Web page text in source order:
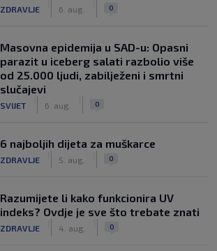
ZDRAVLJE 6. aug. 0
Masovna epidemija u SAD-u: Opasni
parazit u iceberg salati razbolio više
od 25.000 ljudi, zabilježeni i smrtni
slučajevi
SVIJET 6. aug. 0
6 najboljih dijeta za muškarce
ZDRAVLJE 5. aug. 0
Razumijete li kako funkcionira UV
indeks? Ovdje je sve što trebate znati
ZDRAVLJE 4. aug. 0